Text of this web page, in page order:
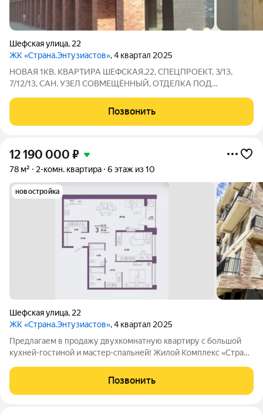
Шефская улица, 22
ЖК «Страна.Энтузиастов», 4 квартал 2025
НОВАЯ 1КВ. КВАРТИРА ШЕФСКАЯ,22, СПЕЦПРОЕКТ, 3/13,
7/12/13, САН. УЗЕЛ СОВМЕЩЁННЫЙ, ОТДЕЛКА ПОД
ПАРКОВКА У ДОМА, ЧЕРЕЗ ДОРОГУ ПАРК ЭЛЬМАШЕВСКИЙ,
РЯДОМ ДЕТСКИЙ САД, МАГАЗИНЫ, ТРАНСПОРТ. ID объекта в
Позвонить
12 190 000 ₽
78 м² 2-комн. квартира 6 этаж из 10
новостройка
Шефская улица, 22
ЖК «Страна.Энтузиастов», 4 квартал 2025
Предлагаем в продажу двухкомнатную квартиру с большой
кухней-гостиной и мастер-спальней! Жилой Комплекс «Страна
красивой территорией, собственной управляющей компанией
и удобным расположением.
Позвонить